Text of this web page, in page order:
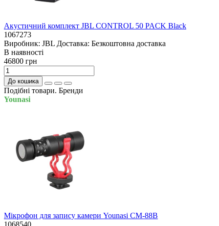
Акустичний комплект JBL CONTROL 50 PACK Black
1067273
Виробник: JBL Доставка: Безкоштовна доставка
В наявностi
46800 грн
До кошика
Подібні товари. Бренди
Younasi
Мікрофон для запису камери Younasi CM-88B